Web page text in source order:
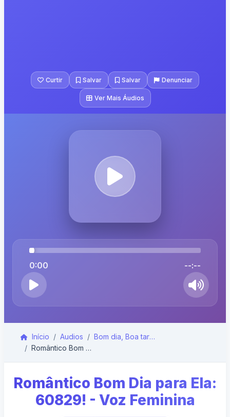
Curtir Salvar Salvar Denunciar
Ver Mais Áudios
0:00 --:--
Início Audios
Bom dia, Boa tarde e Boa Noite
Romântico Bom Dia para Ela: 60829! - Voz Feminina
Romântico Bom Dia para Ela:
60829! - Voz Feminina